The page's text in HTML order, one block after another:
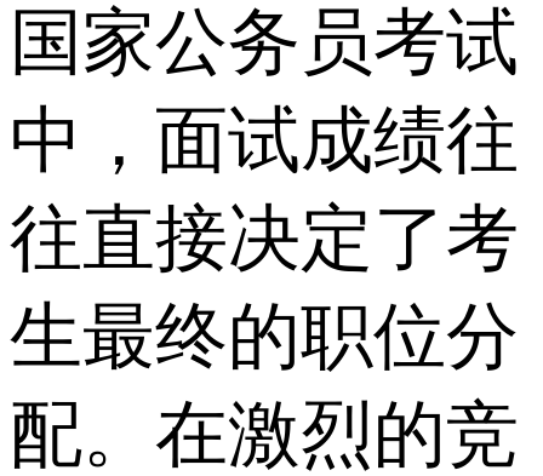
国家公务员考试
中，面试成绩往
往直接决定了考
生最终的职位分
配。在激烈的竞